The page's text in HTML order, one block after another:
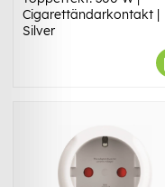
Cigarettändarkontakt |
Silver